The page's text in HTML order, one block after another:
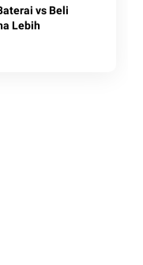
vs Beli
Lebih